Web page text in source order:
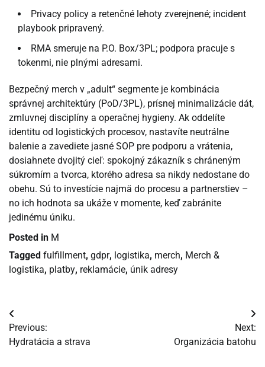
Privacy policy a retenčné lehoty zverejnené; incident
playbook pripravený.
RMA smeruje na P.O. Box/3PL; podpora pracuje s
tokenmi, nie plnými adresami.
Bezpečný merch v „adult“ segmente je kombinácia
správnej architektúry (PoD/3PL), prísnej minimalizácie dát,
zmluvnej disciplíny a operačnej hygieny. Ak oddelíte
identitu od logistických procesov, nastavíte neutrálne
balenie a zavediete jasné SOP pre podporu a vrátenia,
dosiahnete dvojitý cieľ: spokojný zákazník s chráneným
súkromím a tvorca, ktorého adresa sa nikdy nedostane do
obehu. Sú to investície najmä do procesu a partnerstiev –
no ich hodnota sa ukáže v momente, keď zabránite
jedinému úniku.
Posted in M
Tagged fulfillment, gdpr, logistika, merch, Merch &
logistika, platby, reklamácie, únik adresy
Navigácia
v
Previous:
Hydratácia a strava
Next:
Organizácia batohu